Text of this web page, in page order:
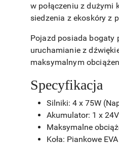
w połączeniu z dużymi
siedzenia z ekoskóry z
Pojazd posiada bogaty
uruchamianie z
maksymalnym
Specyfikacja
Silniki: 4 x 75W
Akumulator: 1 x
Maksymalne
Koła: Piankowe